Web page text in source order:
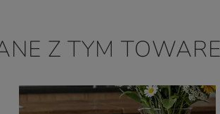
Z TYM